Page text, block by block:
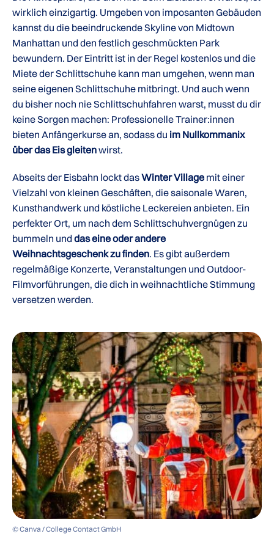
wirklich einzigartig. Umgeben von imposanten Gebäuden
kannst du die beeindruckende Skyline von Midtown
Manhattan und den festlich geschmückten Park
bewundern. Der Eintritt ist in der Regel kostenlos und die
Miete der Schlittschuhe kann man umgehen, wenn man
seine eigenen Schlittschuhe mitbringt. Und auch wenn
du bisher noch nie Schlittschuhfahren warst, musst du dir
keine Sorgen machen: Professionelle Trainer:innen
bieten Anfängerkurse an, sodass du im Nullkommanix
über das Eis gleitenwirst.
Abseits der Eisbahn lockt dasWinter Village mit einer
Vielzahl von kleinen Geschäften, die saisonale Waren,
Kunsthandwerk und köstliche Leckereien anbieten. Ein
perfekter Ort, um nach dem Schlittschuhvergnügen zu
bummeln und das eine oder andere
Weihnachtsgeschenk zu finden. Es gibt außerdem
regelmäßige Konzerte, Veranstaltungen und Outdoor-
Filmvorführungen, die dich in weihnachtliche Stimmung
versetzen werden.
© Canva / College Contact GmbH